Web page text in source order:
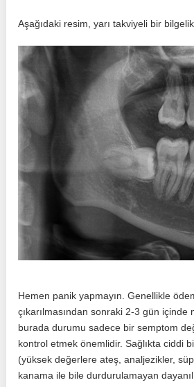
Aşağıdaki resim, yarı takviyeli bir
Hemen panik yapmayın. Genellikle
çıkarılmasından sonraki 2-3 gün içinde
burada durumu sadece bir semptom
kontrol etmek önemlidir. Sağlıkta ciddi
(yüksek değerlere ateş, analjezikler,
kanama ile bile durdurulamayan